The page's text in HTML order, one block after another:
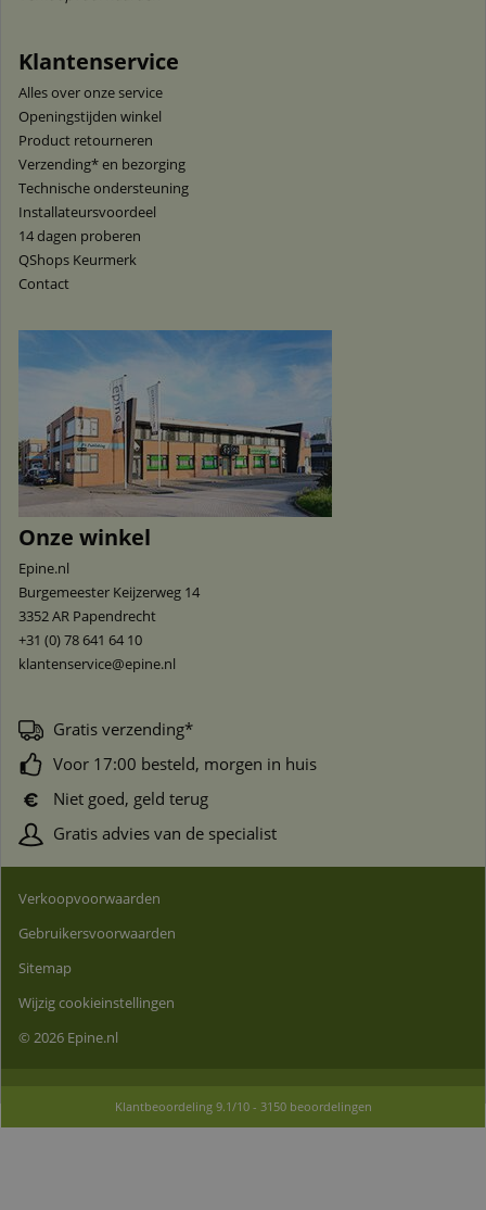
Klantenservice
Alles over onze service
Openingstijden winkel
Product retourneren
Verzending* en bezorging
Technische ondersteuning
Installateursvoordeel
14 dagen proberen
QShops Keurmerk
Contact
Onze winkel
Epine.nl
Burgemeester Keijzerweg 14
3352 AR Papendrecht
+31 (0) 78 641 64 10
klantenservice@epine.nl
Gratis verzending*
Voor 17:00 besteld, morgen in huis
Niet goed, geld terug
Gratis advies van de specialist
Verkoopvoorwaarden
Gebruikersvoorwaarden
Sitemap
Wijzig cookieinstellingen
© 2026 Epine.nl
Klantbeoordeling 9.1/10- 3150beoordelingen